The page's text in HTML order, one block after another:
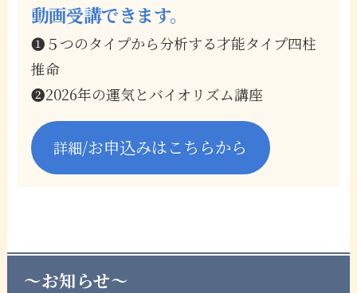
動画受講できます。
❶５つのタイプから分析する才能タイプ四柱
推命
❷2026年の運気とバイオリズム講座
詳細/お申込みはこちらから
〜お知らせ〜